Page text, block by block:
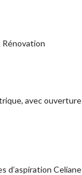
avec
d’aspiration